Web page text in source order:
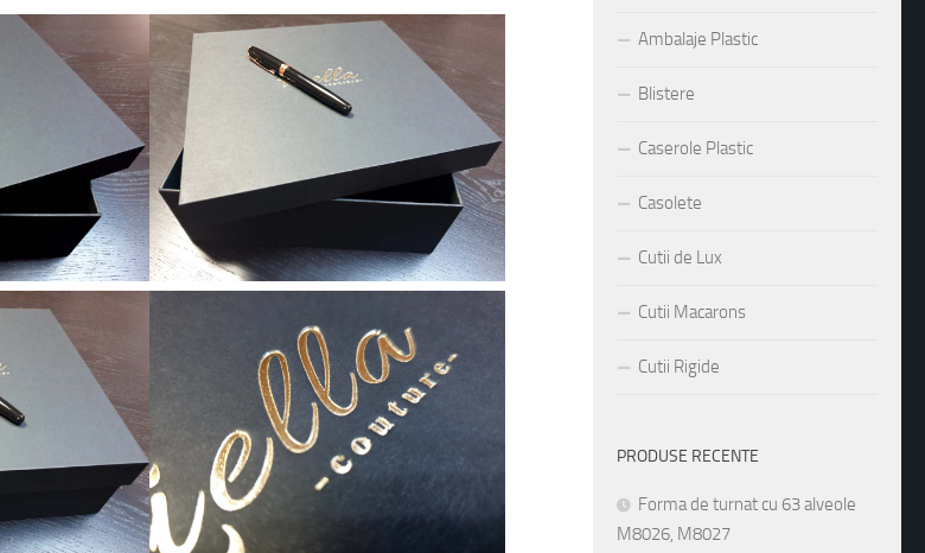
Ambalaje Plastic
Blistere
Caserole Plastic
Casolete
Cutii de Lux
Cutii Macarons
Cutii Rigide
PRODUSE RECENTE
Forma de turnat cu 63 alveole
M8026, M8027